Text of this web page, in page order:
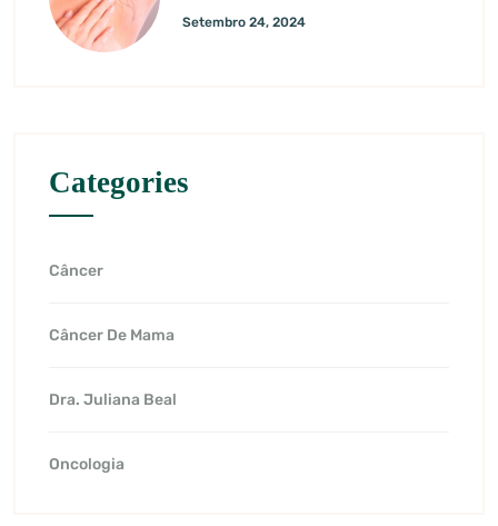
Setembro 24, 2024
Categories
Câncer
Câncer De Mama
Dra. Juliana Beal
Oncologia